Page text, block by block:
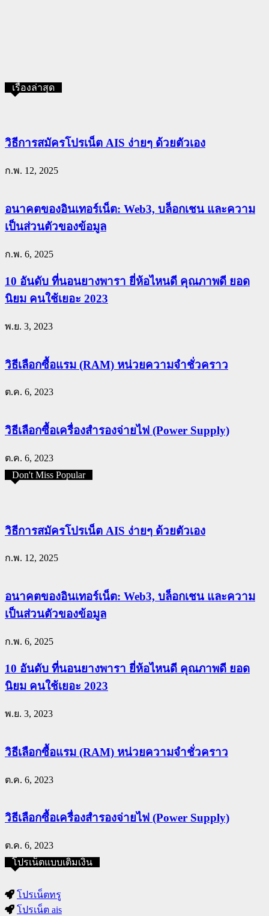
เรื่องล่าสุด
วิธีการสมัครโปรเน็ต AIS ง่ายๆ ด้วยตัวเอง
ก.พ. 12, 2025
อนาคตของอินเทอร์เน็ต: Web3, บล็อกเชน และความ
เป็นส่วนตัวของข้อมูล
ก.พ. 6, 2025
10 อันดับ ที่นอนยางพารา ยี่ห้อไหนดี คุณภาพดี ยอด
นิยม คนใช้เยอะ 2023
พ.ย. 3, 2023
วิธีเลือกซื้อแรม (RAM) หน่วยความจำชั่วคราว
ต.ค. 6, 2023
วิธีเลือกซื้อเครื่องสำรองจ่ายไฟ (Power Supply)
ต.ค. 6, 2023
Don't Miss Popular
วิธีการสมัครโปรเน็ต AIS ง่ายๆ ด้วยตัวเอง
ก.พ. 12, 2025
อนาคตของอินเทอร์เน็ต: Web3, บล็อกเชน และความ
เป็นส่วนตัวของข้อมูล
ก.พ. 6, 2025
10 อันดับ ที่นอนยางพารา ยี่ห้อไหนดี คุณภาพดี ยอด
นิยม คนใช้เยอะ 2023
พ.ย. 3, 2023
วิธีเลือกซื้อแรม (RAM) หน่วยความจำชั่วคราว
ต.ค. 6, 2023
วิธีเลือกซื้อเครื่องสำรองจ่ายไฟ (Power Supply)
ต.ค. 6, 2023
โปรเน็ตแบบเติมเงิน
โปรเน็ตทรู
โปรเน็ต ais